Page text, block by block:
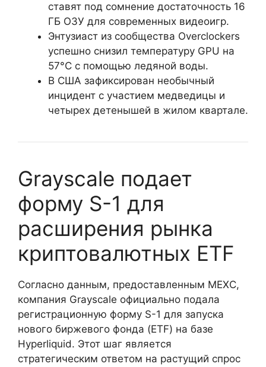
ставят под сомнение достаточность 16
ГБ ОЗУ для современных видеоигр.
Энтузиаст из сообщества Overclockers
успешно снизил температуру GPU на
57°C с помощью ледяной воды.
В США зафиксирован необычный
инцидент с участием медведицы и
четырех детенышей в жилом квартале.
Grayscale подает
форму S-1 для
расширения рынка
криптовалютных ETF
Согласно данным, предоставленным MEXC,
компания Grayscale официально подала
регистрационную форму S-1 для запуска
нового биржевого фонда (ETF) на базе
Hyperliquid. Этот шаг является
стратегическим ответом на растущий спрос